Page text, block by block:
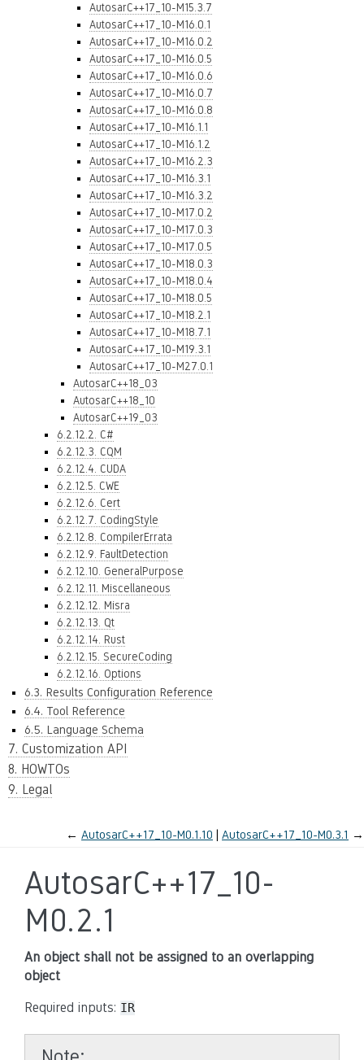
AutosarC++17_10-M15.3.7
AutosarC++17_10-M16.0.1
AutosarC++17_10-M16.0.2
AutosarC++17_10-M16.0.5
AutosarC++17_10-M16.0.6
AutosarC++17_10-M16.0.7
AutosarC++17_10-M16.0.8
AutosarC++17_10-M16.1.1
AutosarC++17_10-M16.1.2
AutosarC++17_10-M16.2.3
AutosarC++17_10-M16.3.1
AutosarC++17_10-M16.3.2
AutosarC++17_10-M17.0.2
AutosarC++17_10-M17.0.3
AutosarC++17_10-M17.0.5
AutosarC++17_10-M18.0.3
AutosarC++17_10-M18.0.4
AutosarC++17_10-M18.0.5
AutosarC++17_10-M18.2.1
AutosarC++17_10-M18.7.1
AutosarC++17_10-M19.3.1
AutosarC++17_10-M27.0.1
AutosarC++18_03
AutosarC++18_10
AutosarC++19_03
6.2.12.2. C#
6.2.12.3. CQM
6.2.12.4. CUDA
6.2.12.5. CWE
6.2.12.6. Cert
6.2.12.7. CodingStyle
6.2.12.8. CompilerErrata
6.2.12.9. FaultDetection
6.2.12.10. GeneralPurpose
6.2.12.11. Miscellaneous
6.2.12.12. Misra
6.2.12.13. Qt
6.2.12.14. Rust
6.2.12.15. SecureCoding
6.2.12.16. Options
6.3. Results Configuration Reference
6.4. Tool Reference
6.5. Language Schema
7. Customization API
8. HOWTOs
9. Legal
← AutosarC++17_10-M0.1.10 AutosarC++17_10-M0.3.1 →
AutosarC++17_10-
M0.2.1
An object shall not be assigned to an overlapping
object
Required inputs: IR